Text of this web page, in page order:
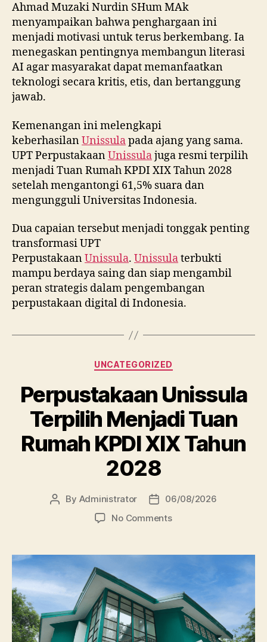
Ahmad Muzaki Nurdin SHum MAk
menyampaikan bahwa penghargaan ini
menjadi motivasi untuk terus berkembang. Ia
menegaskan pentingnya membangun literasi
AI agar masyarakat dapat memanfaatkan
teknologi secara kritis, etis, dan bertanggung
jawab.
Kemenangan ini melengkapi
keberhasilanUnissulapada ajang yang sama.
UPT PerpustakaanUnissulajuga resmi terpilih
menjadi Tuan Rumah KPDI XIX Tahun 2028
setelah mengantongi 61,5% suara dan
mengungguli Universitas Indonesia.
Dua capaian tersebut menjadi tonggak penting
transformasi UPT
PerpustakaanUnissula. Unissulaterbukti
mampu berdaya saing dan siap mengambil
peran strategis dalam pengembangan
perpustakaan digital di Indonesia.
Categories
UNCATEGORIZED
Perpustakaan Unissula
Terpilih Menjadi Tuan
Rumah KPDI XIX Tahun
2028
Post
By Administrator
Post
date
06/08/2026
No Commentson
Terpilih
Rumah
KPDI
XIX
Tahun